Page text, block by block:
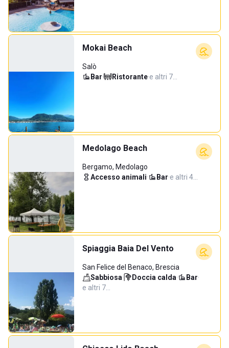
Mokai Beach
Salò
Bar· Ristorante·e altri 7…
Medolago Beach
Bergamo, Medolago
Accesso animali· Bar·e altri 4…
Spiaggia Baia Del Vento
San Felice del Benaco, Brescia
Sabbiosa· Doccia calda· Bar·
e altri 7…